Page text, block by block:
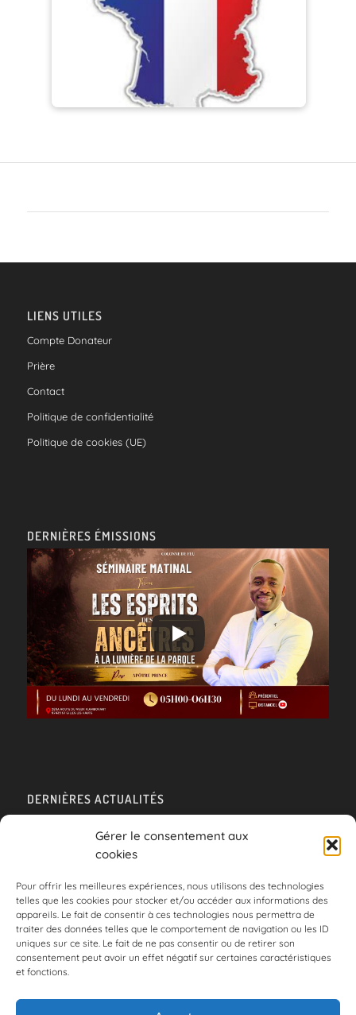
Gérer le consentement aux
cookies
Pour offrir les meilleures expériences, nous utilisons des technologies
telles que les cookies pour stocker et/ou accéder aux informations des
appareils. Le fait de consentir à ces technologies nous permettra de
traiter des données telles que le comportement de navigation ou les ID
uniques sur ce site. Le fait de ne pas consentir ou de retirer son
consentement peut avoir un effet négatif sur certaines caractéristiques
et fonctions.
Eglise EMETH – Saint Étienne
LIENS UTILES
Compte Donateur
Prière
Contact
Politique de confidentialité
Politique de cookies (UE)
DERNIÈRES ÉMISSIONS
DERNIÈRES ACTUALITÉS
15/01/2023 - 08:54
QUI SOMMES-NOUS ?
Qui sommes-nous ?